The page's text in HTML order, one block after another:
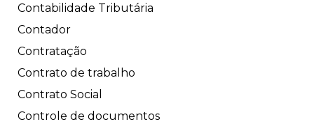
Contabilidade Tributária
Contador
Contratação
Contrato de trabalho
Contrato Social
Controle de documentos